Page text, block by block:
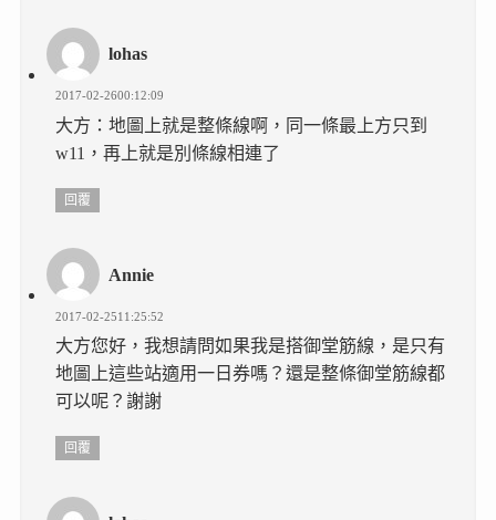
lohas
2017-02-2600:12:09
大方：地圖上就是整條線啊，同一條最上方只到
w11，再上就是別條線相連了
回覆
Annie
2017-02-2511:25:52
大方您好，我想請問如果我是搭御堂筋線，是只有
地圖上這些站適用一日券嗎？還是整條御堂筋線都
可以呢？謝謝
回覆